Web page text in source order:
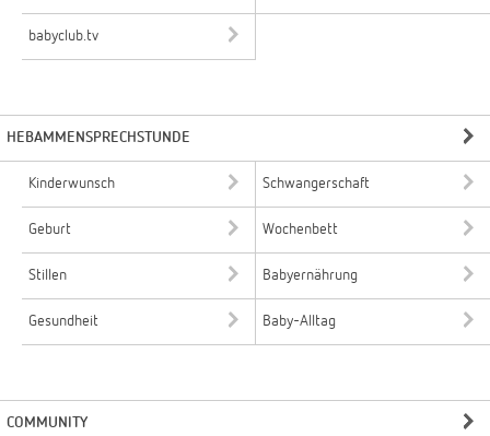
babyclub.tv
HEBAMMENSPRECHSTUNDE
Kinderwunsch Schwangerschaft
Geburt Wochenbett
Stillen Babyernährung
Gesundheit Baby-Alltag
COMMUNITY